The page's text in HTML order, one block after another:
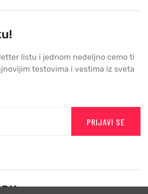
listu i jednom nedeljno cemo ti
testovima i vestima iz sveta
PRIJAVI SE